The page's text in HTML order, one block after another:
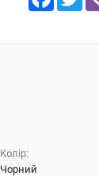
Колір:
Чорний